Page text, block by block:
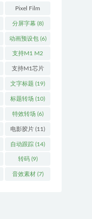
Pixel Film
Studios(11)
分屏字幕 (8)
动画预设包(6)
支持M1 M2
M3(25)
支持M1芯片
fcpx插件
(460)
文字标题 (19)
标题转场 (10)
特效转场 (6)
电影胶片 (11)
自动跟踪 (14)
转码(9)
音效素材(7)